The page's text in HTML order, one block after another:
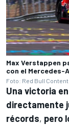
Max Verstappen
con el Mercedes-
Foto: Red Bull Content
Una victoria
directamente
récords, pero